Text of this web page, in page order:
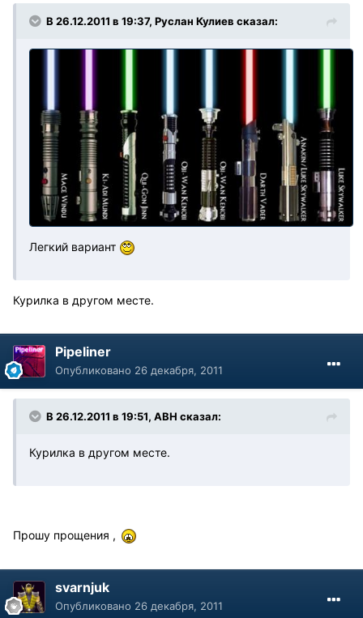
В 26.12.2011 в 19:37, Руслан Кулиев сказал:
Легкий вариант
Курилка в другом месте.
Pipeliner
Опубликовано 26 декабря, 2011
В 26.12.2011 в 19:51, АВН сказал:
Курилка в другом месте.
Прошу прощения ,
svarnjuk
Опубликовано 26 декабря, 2011